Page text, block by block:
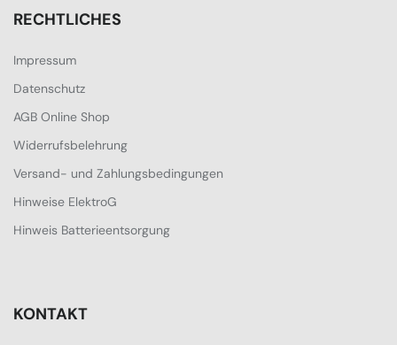
RECHTLICHES
Impressum
Datenschutz
AGB Online Shop
Widerrufsbelehrung
Versand- und Zahlungsbedingungen
Hinweise ElektroG
Hinweis Batterieentsorgung
KONTAKT